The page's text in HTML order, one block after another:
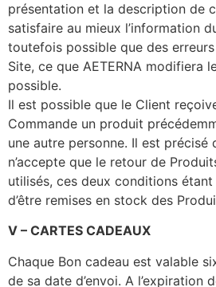
présentation et la description de
satisfaire au mieux l’information
toutefois possible que des
Site, ce que AETERNA modifiera
possible.
Il est possible que le Client
Commande un produit
une autre personne. Il est précisé
n’accepte que le retour de
utilisés, ces deux conditions
d’être remises en stock des
V – CARTES CADEAUX
Chaque Bon cadeau est valable
de sa date d’envoi. A l’expiration